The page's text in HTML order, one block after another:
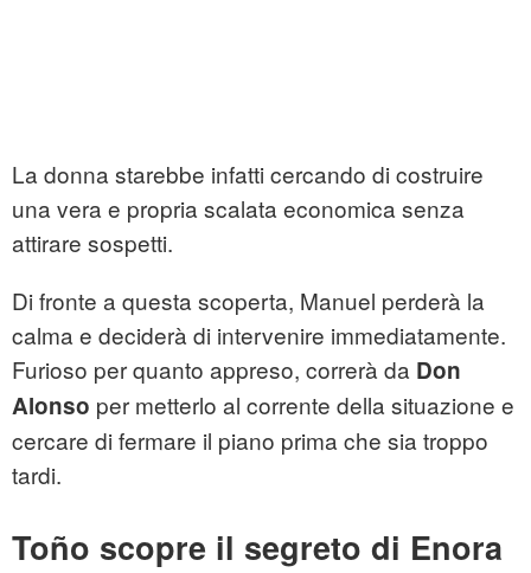
La donna starebbe infatti cercando di costruire
una vera e propria scalata economica senza
attirare sospetti.
Di fronte a questa scoperta, Manuel perderà la
calma e deciderà di intervenire immediatamente.
Furioso per quanto appreso, correrà da Don
Alonso per metterlo al corrente della situazione e
cercare di fermare il piano prima che sia troppo
tardi.
Toño scopre il segreto di Enora